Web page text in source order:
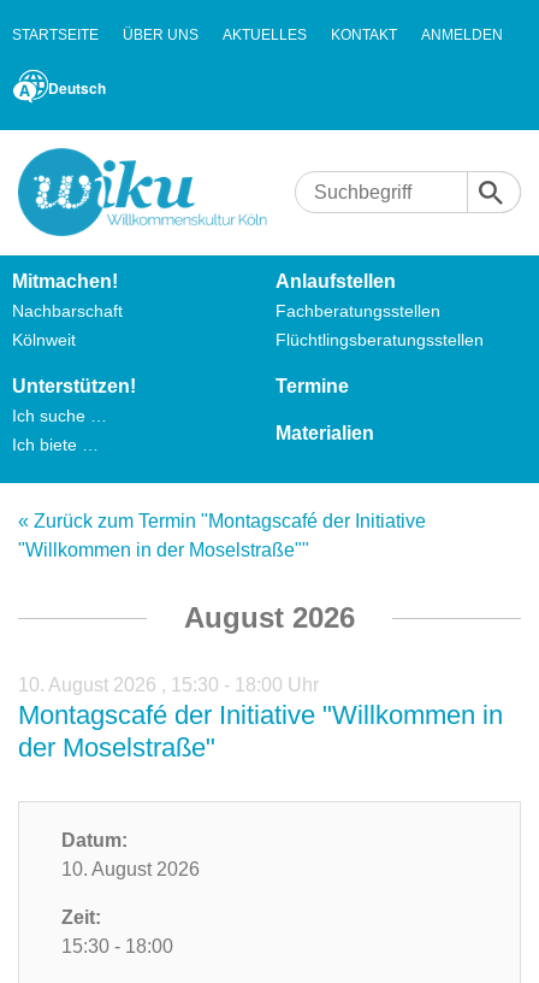
STARTSEITE ÜBER UNS AKTUELLES KONTAKT ANMELDEN
Deutsch
Mitmachen!
Nachbarschaft
Kölnweit
Anlaufstellen
Fachberatungsstellen
Flüchtlingsberatungsstellen
Unterstützen!
Ich suche …
Ich biete …
Termine
Materialien
« Zurück zum Termin "Montagscafé der Initiative
"Willkommen in der Moselstraße""
August 2026
10. August 2026 , 15:30 - 18:00 Uhr
Montagscafé der Initiative "Willkommen in
der Moselstraße"
Datum:
10. August 2026
Zeit:
15:30 - 18:00